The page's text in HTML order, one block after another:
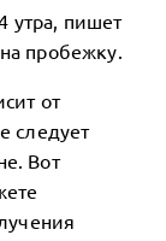
утра, пишет
пробежку.
от
следует
Вот